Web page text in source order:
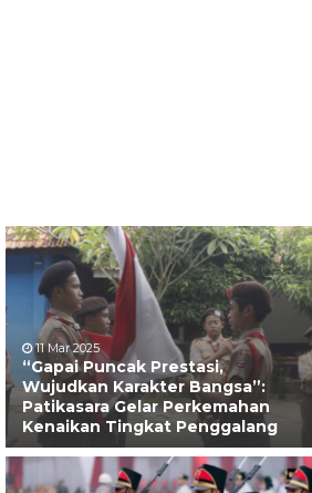
11 Mar 2025
“Gapai Puncak Prestasi,
Wujudkan Karakter Bangsa”:
Patikasara Gelar Perkemahan
Kenaikan Tingkat Penggalang